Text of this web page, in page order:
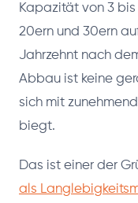
Kapazität von 3 bis
20ern und 30ern
Jahrzehnt nach
Abbau ist keine
sich mit
biegt.
Das ist einer der
als